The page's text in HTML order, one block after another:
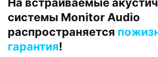
На встраиваемые
системы Monitor Audio
распространяется
гарантия!